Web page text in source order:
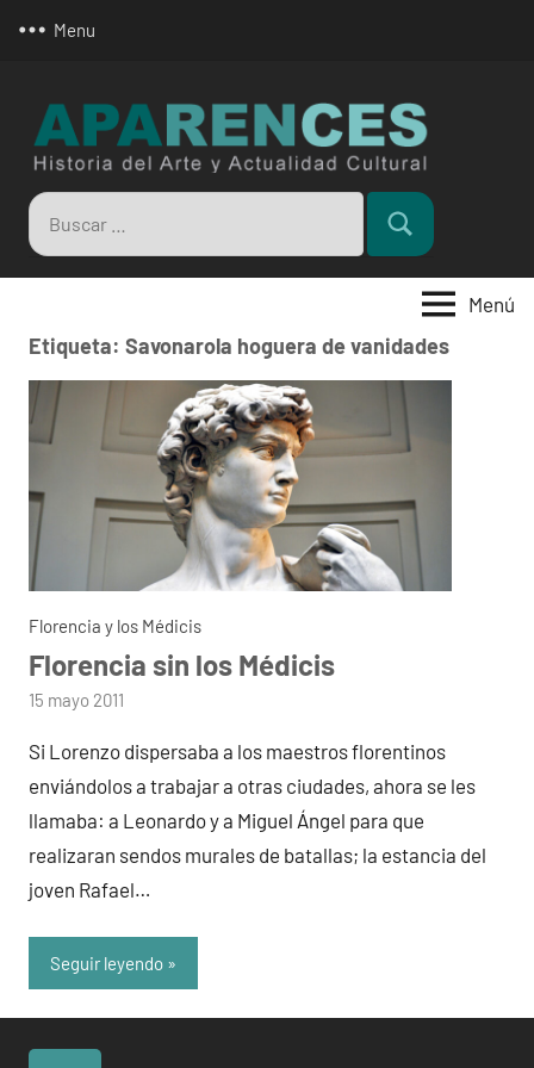
Menu
Buscar:
Buscar
Menú
Etiqueta: Savonarola hoguera de vanidades
Florencia y los Médicis
Florencia sin los Médicis
por
15 mayo 2011
Si Lorenzo dispersaba a los maestros florentinos
enviándolos a trabajar a otras ciudades, ahora se les
llamaba: a Leonardo y a Miguel Ángel para que
realizaran sendos murales de batallas; la estancia del
joven Rafael…
Seguir leyendo